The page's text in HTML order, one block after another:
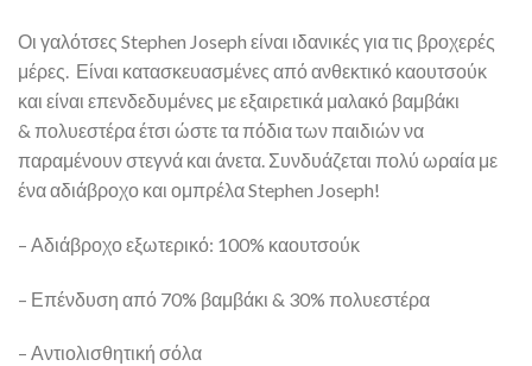
Οι γαλότσες Stephen Joseph είναι ιδανικές για τις βροχερές
μέρες. Είναι κατασκευασμένες από ανθεκτικό καουτσούκ
και είναι επενδεδυμένες με εξαιρετικά μαλακό βαμβάκι
& πολυεστέρα έτσι ώστε τα πόδια των παιδιών να
παραμένουν στεγνά και άνετα. Συνδυάζεται πολύ ωραία με
ένα αδιάβροχο και ομπρέλα Stephen Joseph!
– Αδιάβροχο εξωτερικό: 100% καουτσούκ
– Επένδυση από 70% βαμβάκι & 30% πολυεστέρα
– Αντιολισθητική σόλα